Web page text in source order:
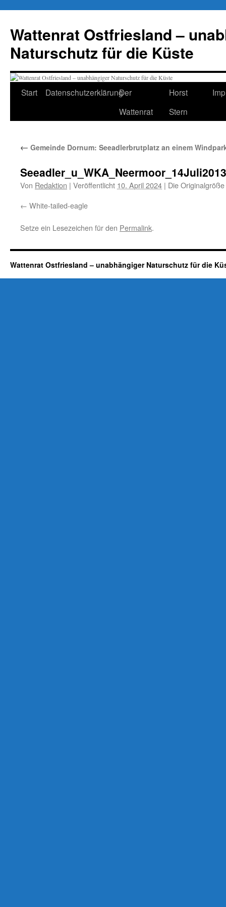
springen
Wattenrat Ostfriesland –
Naturschutz für die Küste
Start DatenschutzerklärungDer
Wattenrat
Horst
Stern
← Gemeinde Dornum: Seeadlerbrutplatz an einem
Seeadler_u_WKA_Neermoor_14Juli2013
Von Redaktion | Veröffentlicht 10. April 2024 | Die
White-tailed-eagle
Setze ein Lesezeichen für den Permalink.
Wattenrat Ostfriesland – unabhängiger Naturschutz für die